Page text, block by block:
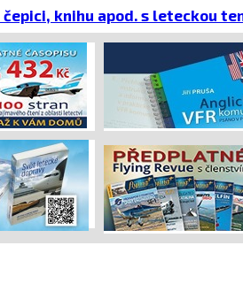
knihu apod. s leteckou